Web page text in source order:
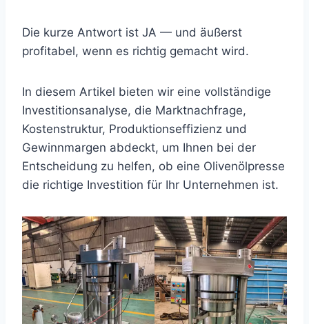
Die kurze Antwort ist JA — und äußerst
profitabel, wenn es richtig gemacht wird.
In diesem Artikel bieten wir eine vollständige
Investitionsanalyse, die Marktnachfrage,
Kostenstruktur, Produktionseffizienz und
Gewinnmargen abdeckt, um Ihnen bei der
Entscheidung zu helfen, ob eine Olivenölpresse
die richtige Investition für Ihr Unternehmen ist.